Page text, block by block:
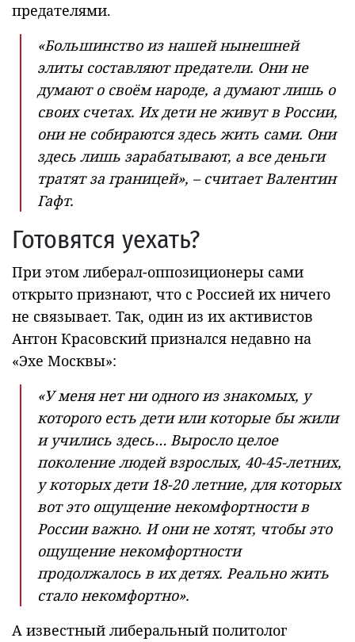
предателями.
«Большинство из нашей нынешней
элиты составляют предатели. Они не
думают о своём народе, а думают лишь о
своих счетах. Их дети не живут в России,
они не собираются здесь жить сами. Они
здесь лишь зарабатывают, а все деньги
тратят за границей», – считает Валентин
Гафт.
Готовятся уехать?
При этом либерал-оппозиционеры сами
открыто признают, что с Россией их ничего
не связывает. Так, один из их активистов
Антон Красовский признался недавно на
«Эхе Москвы»:
«У меня нет ни одного из знакомых, у
которого есть дети или которые бы жили
и учились здесь… Выросло целое
поколение людей взрослых, 40-45-летних,
у которых дети 18-20 летние, для которых
вот это ощущение некомфортности в
России важно. И они не хотят, чтобы это
ощущение некомфортности
продолжалось в их детях. Реально жить
стало некомфортно».
А известный либеральный политолог